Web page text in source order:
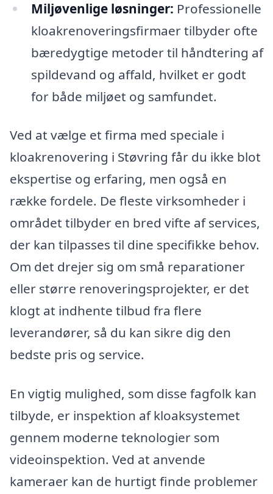
Miljøvenlige løsninger: Professionelle
kloakrenoveringsfirmaer tilbyder ofte
bæredygtige metoder til håndtering af
spildevand og affald, hvilket er godt
for både miljøet og samfundet.
Ved at vælge et firma med speciale i
kloakrenovering i Støvring får du ikke blot
ekspertise og erfaring, men også en
række fordele. De fleste virksomheder i
området tilbyder en bred vifte af services,
der kan tilpasses til dine specifikke behov.
Om det drejer sig om små reparationer
eller større renoveringsprojekter, er det
klogt at indhente tilbud fra flere
leverandører, så du kan sikre dig den
bedste pris og service.
En vigtig mulighed, som disse fagfolk kan
tilbyde, er inspektion af kloaksystemet
gennem moderne teknologier som
videoinspektion. Ved at anvende
kameraer kan de hurtigt finde problemer